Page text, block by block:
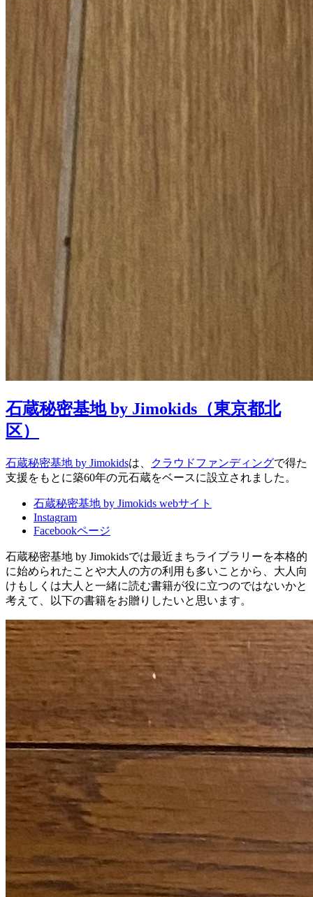
石蔵秘密基地 by Jimokids（東京都北
区）
石蔵秘密基地 by Jimokidsは、 クラウドファンディングで得た
支援をもとに築60年の元石蔵をベースに設立されました。
石蔵秘密基地 by Jimokids webサイト
Instagram
Facebookページ
石蔵秘密基地 by Jimokidsでは最近まちライブラリーを本格的
に始められたことや大人の方の利用も多いことから、大人向
けもしくは大人と一緒に読む書籍が役に立つのではないかと
考えて、以下の書籍をお贈りしたいと思います。